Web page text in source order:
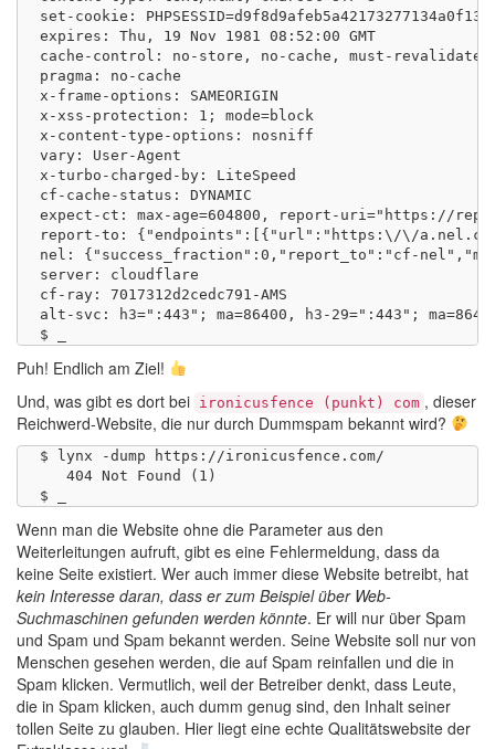
set-cookie:
expires: Thu, 19 Nov 1981 08:52:00 GMT
cache-control: no-store, no-cache, must-revalidate
pragma: no-cache
x-frame-options: SAMEORIGIN
x-xss-protection: 1; mode=block
x-content-type-options: nosniff
vary: User-Agent
x-turbo-charged-by: LiteSpeed
cf-cache-status: DYNAMIC
expect-ct: max-age=604800, report-uri="https://
report-to: {"endpoints":[{"url":"https:\/\/
nel: {"success_fraction":0,"report_to":"cf-
server: cloudflare
cf-ray: 7017312d2cedc791-AMS
alt-svc: h3=":443"; ma=86400, h3-29=":443";
Puh! Endlich am Ziel!
Und, was gibt es dort bei ironicusfence (punkt) com , dieser
Reichwerd-Website, die nur durch Dummspam bekannt wird?
$ lynx -dump https://ironicusfence.com/
   404 Not Found (1)
Wenn man die Website ohne die Parameter aus den
Weiterleitungen aufruft, gibt es eine Fehlermeldung, dass da
keine Seite existiert. Wer auch immer diese Website betreibt, hat
kein Interesse daran, dass er zum Beispiel über Web-
Suchmaschinen gefunden werden könnte. Er will nur über Spam
und Spam und Spam bekannt werden. Seine Website soll nur von
Menschen gesehen werden, die auf Spam reinfallen und die in
Spam klicken. Vermutlich, weil der Betreiber denkt, dass Leute,
die in Spam klicken, auch dumm genug sind, den Inhalt seiner
tollen Seite zu glauben. Hier liegt eine echte Qualitätswebsite der